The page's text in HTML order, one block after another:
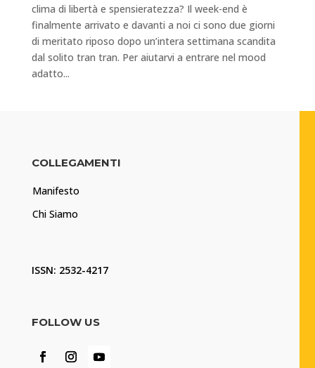
clima di libertà e spensieratezza? Il week-end è
finalmente arrivato e davanti a noi ci sono due giorni
di meritato riposo dopo un’intera settimana scandita
dal solito tran tran. Per aiutarvi a entrare nel mood
adatto...
COLLEGAMENTI
Manifesto
Chi Siamo
ISSN: 2532-4217
FOLLOW US